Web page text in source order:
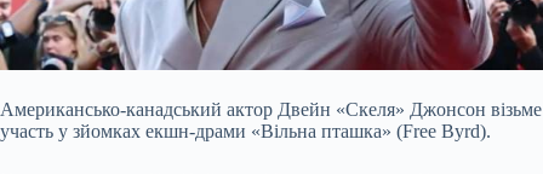
Американсько-канадський актор Двейн «Скеля» Джонсон візьме
участь у зйомках екшн-драми «Вільна пташка» (Free Byrd).